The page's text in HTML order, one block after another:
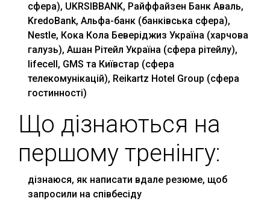
сфера), UKRSIBBANK, Райффайзен Банк Аваль,
KredoBank, Альфа-банк (банківська сфера),
Nestle, Кока Кола Беверіджиз Україна (харчова
галузь), Ашан Рітейл Україна (сфера рітейлу),
lifecell, GMS та Київстар (сфера
телекомунікацій), Reikartz Hotel Group (сфера
гостинності)
Що дізнаються на
першому тренінгу:
дізнаюся, як написати вдале резюме, щоб
запросили на співбесіду